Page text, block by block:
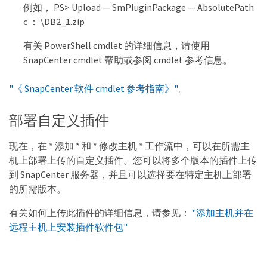
例如， PS> Upload — SmPluginPackage — AbsolutePath
c ： \DB2_1.zip
有关 PowerShell cmdlet 的详细信息，请使用
SnapCenter cmdlet 帮助或参阅 cmdlet 参考信息。
"《 SnapCenter 软件 cmdlet 参考指南》"。
部署自定义插件
现在，在 * 添加 * 和 * 修改主机 * 工作流中，可以在所需主
机上部署上传的自定义插件。您可以将多个版本的插件上传
到 SnapCenter 服务器，并且可以选择要在特定主机上部署
的所需版本。
有关如何上传此插件的详细信息，请参见： "添加主机并在
远程主机上安装插件软件包"